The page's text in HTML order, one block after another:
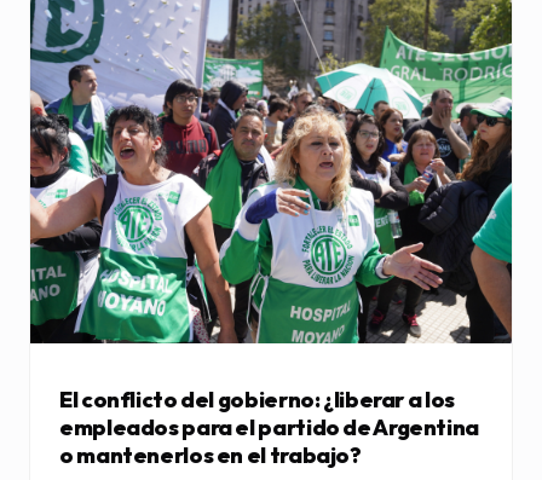
El conflicto del gobierno: ¿liberar a los
empleados para el partido de Argentina
o mantenerlos en el trabajo?